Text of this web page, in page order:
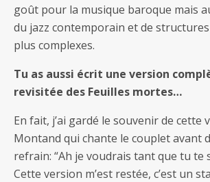
goût pour la musique baroque mais
du jazz contemporain et de
plus complexes.
Tu as aussi écrit une version
revisitée des Feuilles mortes…
En fait, j’ai gardé le souvenir de cette
Montand qui chante le couplet avant
refrain: “Ah je voudrais tant que tu te
Cette version m’est restée, c’est un